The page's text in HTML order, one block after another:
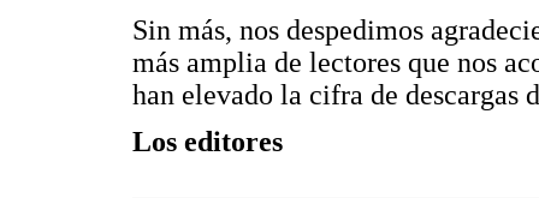
Sin más, nos despedimos
más amplia de lectores que nos
han elevado la cifra de descargas
Los editores